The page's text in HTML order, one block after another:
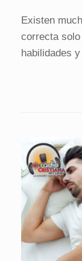
Existen
correcta
habilidades